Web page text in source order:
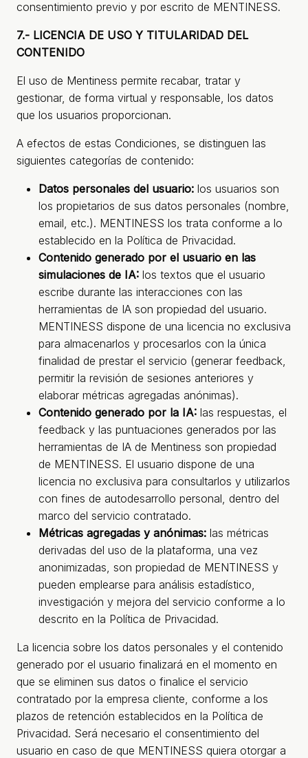
consentimiento previo y por escrito de MENTINESS.
7.- LICENCIA DE USO Y TITULARIDAD DEL
CONTENIDO
El uso de Mentiness permite recabar, tratar y
gestionar, de forma virtual y responsable, los datos
que los usuarios proporcionan.
A efectos de estas Condiciones, se distinguen las
siguientes categorías de contenido:
Datos personales del usuario: los usuarios son
los propietarios de sus datos personales (nombre,
email, etc.). MENTINESS los trata conforme a lo
establecido en la Política de Privacidad.
Contenido generado por el usuario en las
simulaciones de IA: los textos que el usuario
escribe durante las interacciones con las
herramientas de IA son propiedad del usuario.
MENTINESS dispone de una licencia no exclusiva
para almacenarlos y procesarlos con la única
finalidad de prestar el servicio (generar feedback,
permitir la revisión de sesiones anteriores y
elaborar métricas agregadas anónimas).
Contenido generado por la IA: las respuestas, el
feedback y las puntuaciones generados por las
herramientas de IA de Mentiness son propiedad
de MENTINESS. El usuario dispone de una
licencia no exclusiva para consultarlos y utilizarlos
con fines de autodesarrollo personal, dentro del
marco del servicio contratado.
Métricas agregadas y anónimas: las métricas
derivadas del uso de la plataforma, una vez
anonimizadas, son propiedad de MENTINESS y
pueden emplearse para análisis estadístico,
investigación y mejora del servicio conforme a lo
descrito en la Política de Privacidad.
La licencia sobre los datos personales y el contenido
generado por el usuario finalizará en el momento en
que se eliminen sus datos o finalice el servicio
contratado por la empresa cliente, conforme a los
plazos de retención establecidos en la Política de
Privacidad. Será necesario el consentimiento del
usuario en caso de que MENTINESS quiera otorgar a